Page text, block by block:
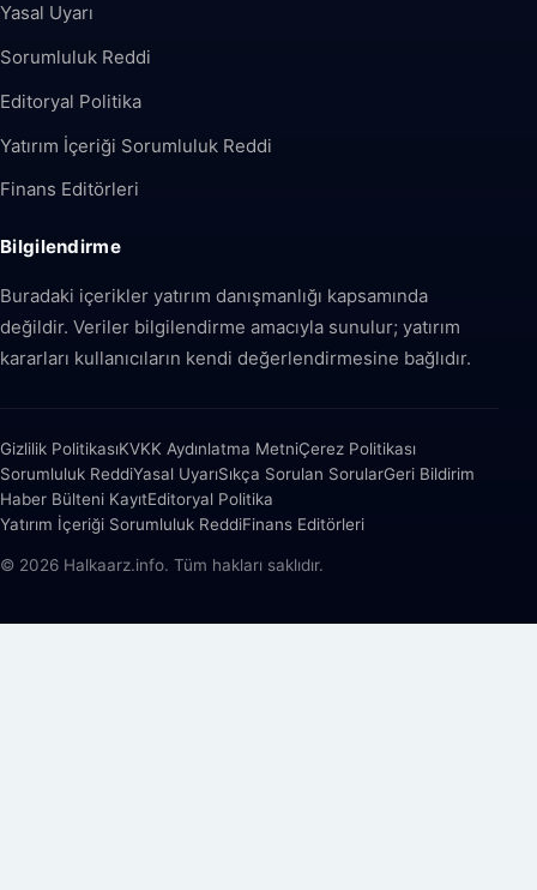
Yasal Uyarı
Sorumluluk Reddi
Editoryal Politika
Yatırım İçeriği Sorumluluk Reddi
Finans Editörleri
Bilgilendirme
Buradaki içerikler yatırım danışmanlığı kapsamında
değildir. Veriler bilgilendirme amacıyla sunulur; yatırım
kararları kullanıcıların kendi değerlendirmesine bağlıdır.
Gizlilik PolitikasıKVKK Aydınlatma MetniÇerez Politikası
Sorumluluk ReddiYasal UyarıSıkça Sorulan SorularGeri Bildirim
Haber Bülteni KayıtEditoryal Politika
Yatırım İçeriği Sorumluluk ReddiFinans Editörleri
© 2026 Halkaarz.info. Tüm hakları saklıdır.